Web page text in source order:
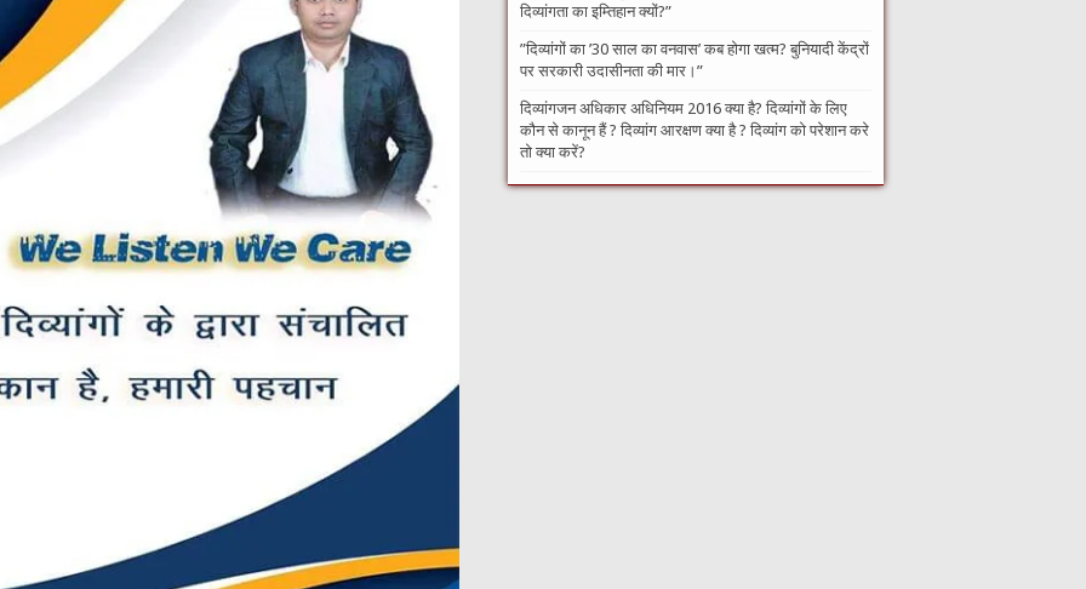
दिव्यांगता का इम्तिहान क्यों?”
​”दिव्यांगों का ’30 साल का वनवास’ कब होगा खत्म? बुनियादी केंद्रों
पर सरकारी उदासीनता की मार।”
दिव्यांगजन अधिकार अधिनियम 2016 क्या है? दिव्यांगों के लिए
कौन से कानून हैं ? दिव्यांग आरक्षण क्या है ? दिव्यांग को परेशान करे
तो क्या करें?